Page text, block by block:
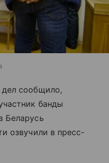
дел сообщило,
банды
Беларусь
озвучили в пресс-